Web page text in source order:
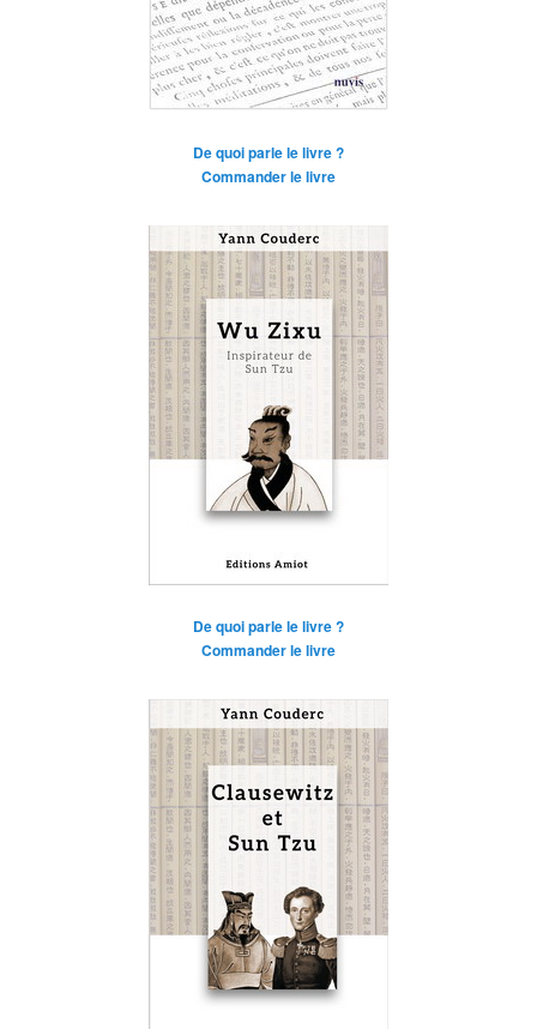
De quoi parle le livre ?
Commander le livre
De quoi parle le livre ?
Commander le livre